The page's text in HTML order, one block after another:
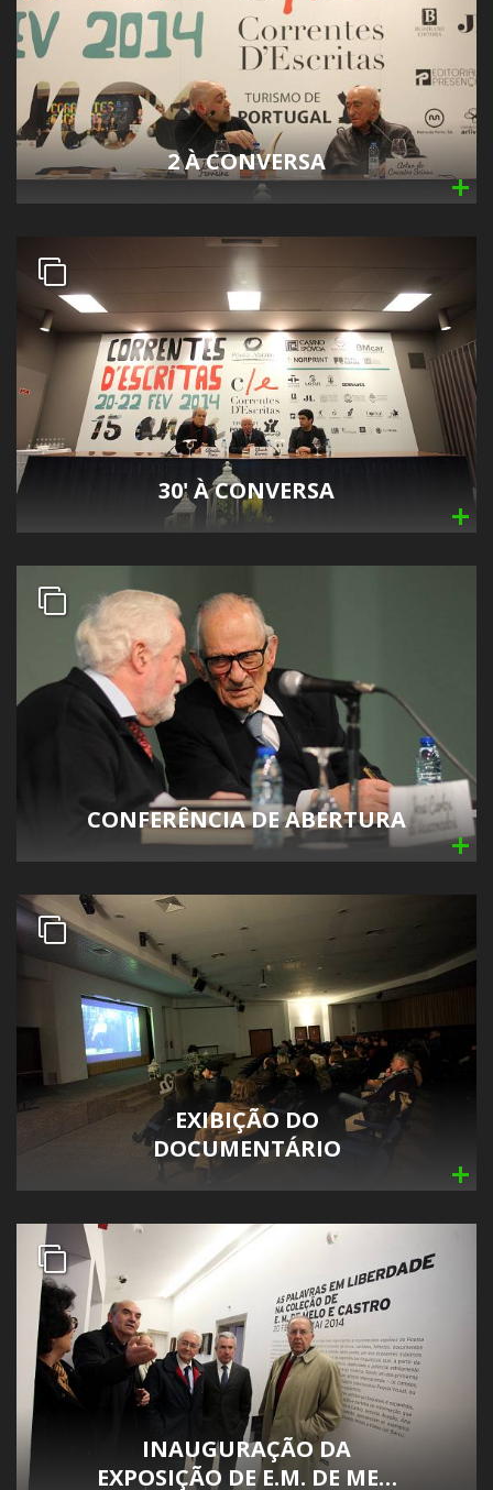
2 À CONVERSA
30' À CONVERSA
CONFERÊNCIA DE ABERTURA
EXIBIÇÃO DO
DOCUMENTÁRIO
INAUGURAÇÃO DA
EXPOSIÇÃO DE E.M. DE ME…